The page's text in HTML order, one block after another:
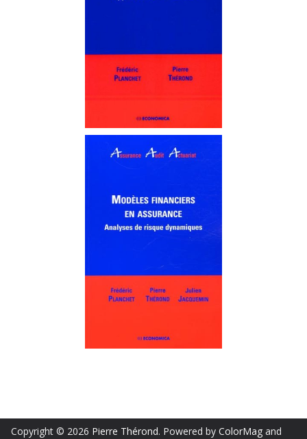
Copyright © 2026 Pierre Thérond. Powered by ColorMag and